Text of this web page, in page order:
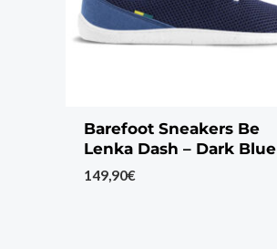
Barefoot Sneakers Be
Lenka Dash – Dark Blue
149,90€